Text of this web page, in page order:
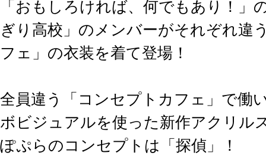
「おもしろければ、何でもあり！」
ぎり高校」のメンバーがそれぞれ違
フェ」の衣装を着て登場！
全員違う「コンセプトカフェ」で働
ボビジュアルを使った新作アクリル
ぽぷらのコンセプトは「探偵」！